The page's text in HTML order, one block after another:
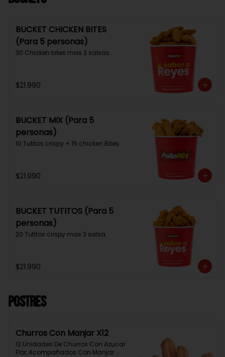
BUCKET CHICKEN BITES
(Para 5 personas)
30 Chicken bites mas 3 salsas
$21.990
BUCKET MIX (Para 5
personas)
10 Tutitos crispy + 15 chicken Bites
$21.990
BUCKET TUTITOS (Para 5
personas)
20 Tutitos crispy mas 3 salsa
$21.990
Postres
Churros Con Manjar X12
12 Unidades De Churros Con Azucar
Flor, Acompañados Con Manjar.